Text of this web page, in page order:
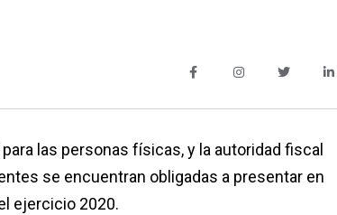
las personas físicas, y la autoridad fiscal
se encuentran obligadas a presentar en
ejercicio 2020.